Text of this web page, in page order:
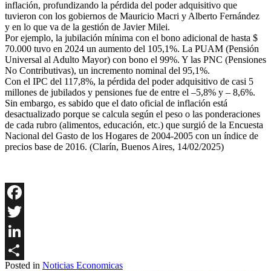
inflación, profundizando la pérdida del poder adquisitivo que
tuvieron con los gobiernos de Mauricio Macri y Alberto Fernández
y en lo que va de la gestión de Javier Milei.
Por ejemplo, la jubilación mínima con el bono adicional de hasta $
70.000 tuvo en 2024 un aumento del 105,1%. La PUAM (Pensión
Universal al Adulto Mayor) con bono el 99%. Y las PNC (Pensiones
No Contributivas), un incremento nominal del 95,1%.
Con el IPC del 117,8%, la pérdida del poder adquisitivo de casi 5
millones de jubilados y pensiones fue de entre el –5,8% y – 8,6%.
Sin embargo, es sabido que el dato oficial de inflación está
desactualizado porque se calcula según el peso o las ponderaciones
de cada rubro (alimentos, educación, etc.) que surgió de la Encuesta
Nacional del Gasto de los Hogares de 2004-2005 con un índice de
precios base de 2016. (Clarín, Buenos Aires, 14/02/2025)
Facebook
Twitter
LinkedIn
Posted in Noticias Economicas